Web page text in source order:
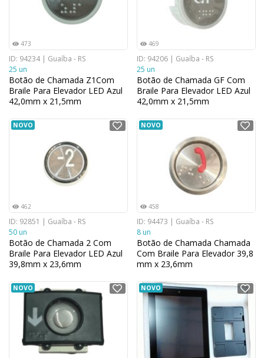
473
ID: 94234 | Guaíba - RS
25 un
Botão de Chamada Z1Com
Braile Para Elevador LED Azul
42,0mm x 21,5mm
469
ID: 94206 | Guaíba - RS
25 un
Botão de Chamada GF Com
Braile Para Elevador LED Azul
42,0mm x 21,5mm
NOVO
462
ID: 92851 | Guaíba - RS
50 un
Botão de Chamada 2 Com
Braile Para Elevador LED Azul
39,8mm x 23,6mm
NOVO
458
ID: 94473 | Guaíba - RS
8 un
Botão de Chamada Chamada
Com Braile Para Elevador 39,8
mm x 23,6mm
NOVO NOVO